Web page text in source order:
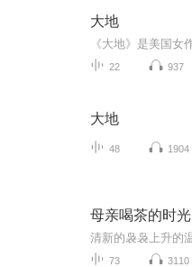
大地
22 937
大地
48 1904
母亲喝茶的时光
73 3110